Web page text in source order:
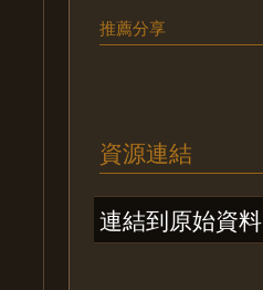
推薦分享
資源連結
連結到原始資料